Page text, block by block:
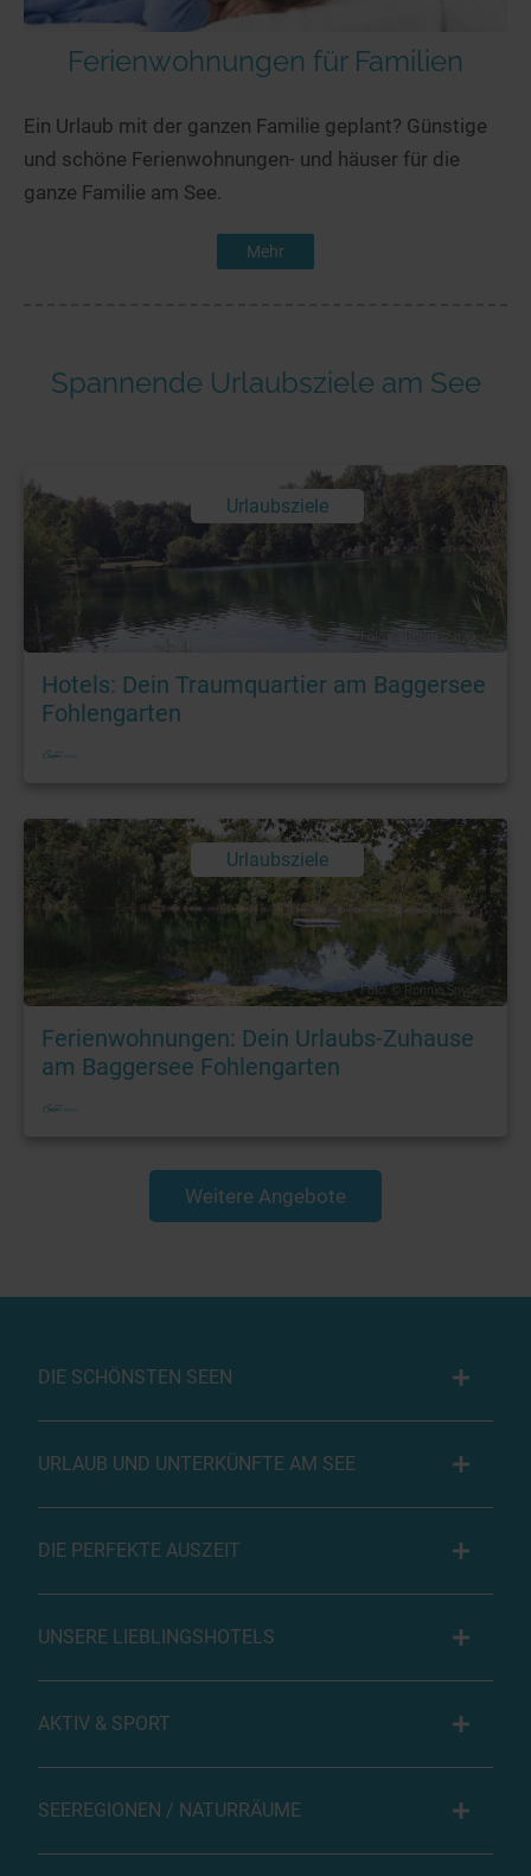
Ferienwohnungen für Familien
Ein Urlaub mit der ganzen Familie geplant? Günstige
und schöne Ferienwohnungen- und häuser für die
ganze Familie am See.
Mehr
Spannende Urlaubsziele am See
Urlaubsziele
Foto: © Ronnie Snyder
Hotels: Dein Traumquartier am Baggersee
Fohlengarten
Urlaubsziele
Foto: © Ronnie Snyder
Ferienwohnungen: Dein Urlaubs-Zuhause
am Baggersee Fohlengarten
Weitere Angebote
DIE SCHÖNSTEN SEEN
URLAUB UND UNTERKÜNFTE AM SEE
DIE PERFEKTE AUSZEIT
UNSERE LIEBLINGSHOTELS
AKTIV & SPORT
SEEREGIONEN / NATURRÄUME